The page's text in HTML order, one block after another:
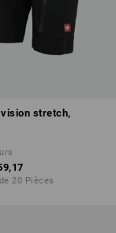
stretch,
20 Pièces